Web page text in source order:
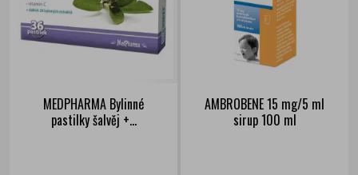
MEDPHARMA Bylinné
pastilky šalvěj +...
AMBROBENE 15 mg/5 ml
sirup 100 ml